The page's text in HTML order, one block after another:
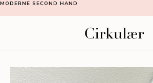
MODERNE SECOND HAND